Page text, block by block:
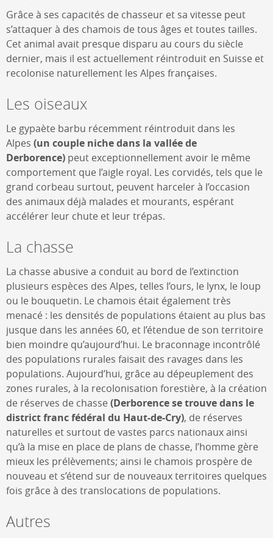
Grâce à ses capacités de chasseur et sa vitesse peut
s’attaquer à des chamois de tous âges et toutes tailles.
Cet animal avait presque disparu au cours du siècle
dernier, mais il est actuellement réintroduit en Suisse et
recolonise naturellement les Alpes françaises.
Les oiseaux
Le gypaète barbu récemment réintroduit dans les
Alpes (un couple niche dans la vallée de
Derborence) peut exceptionnellement avoir le même
comportement que l’aigle royal. Les corvidés, tels que le
grand corbeau surtout, peuvent harceler à l’occasion
des animaux déjà malades et mourants, espérant
accélérer leur chute et leur trépas.
La chasse
La chasse abusive a conduit au bord de l’extinction
plusieurs espèces des Alpes, telles l’ours, le lynx, le loup
ou le bouquetin. Le chamois était également très
menacé : les densités de populations étaient au plus bas
jusque dans les années 60, et l’étendue de son territoire
bien moindre qu’aujourd’hui. Le braconnage incontrôlé
des populations rurales faisait des ravages dans les
populations. Aujourd’hui, grâce au dépeuplement des
zones rurales, à la recolonisation forestière, à la création
de réserves de chasse (Derborence se trouve dans le
district franc fédéral du Haut-de-Cry), de réserves
naturelles et surtout de vastes parcs nationaux ainsi
qu’à la mise en place de plans de chasse, l’homme gère
mieux les prélèvements; ainsi le chamois prospère de
nouveau et s’étend sur de nouveaux territoires quelques
fois grâce à des translocations de populations.
Autres